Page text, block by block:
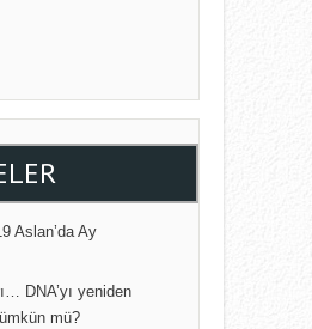
Aslan’da Ay
DNA’yı yeniden
mü?